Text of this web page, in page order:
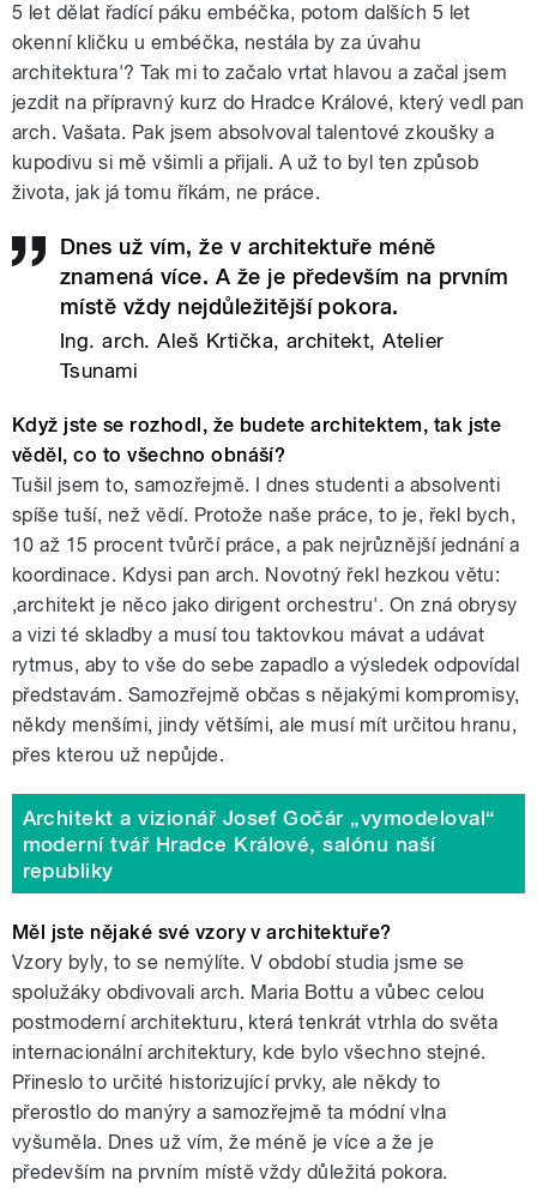
5 let dělat řadící páku embéčka, potom dalších 5 let
okenní kličku u embéčka, nestála by za úvahu
architektura'? Tak mi to začalo vrtat hlavou a začal jsem
jezdit na přípravný kurz do Hradce Králové, který vedl pan
arch. Vašata. Pak jsem absolvoval talentové zkoušky a
kupodivu si mě všimli a přijali. A už to byl ten způsob
života, jak já tomu říkám, ne práce.
Dnes už vím, že v architektuře méně
znamená více. A že je především na prvním
místě vždy nejdůležitější pokora.
Ing. arch. Aleš Krtička, architekt, Atelier
Tsunami
Když jste se rozhodl, že budete architektem, tak jste
věděl, co to všechno obnáší?
Tušil jsem to, samozřejmě. I dnes studenti a absolventi
spíše tuší, než vědí. Protože naše práce, to je, řekl bych,
10 až 15 procent tvůrčí práce, a pak nejrůznější jednání a
koordinace. Kdysi pan arch. Novotný řekl hezkou větu:
‚architekt je něco jako dirigent orchestru'. On zná obrysy
a vizi té skladby a musí tou taktovkou mávat a udávat
rytmus, aby to vše do sebe zapadlo a výsledek odpovídal
představám. Samozřejmě občas s nějakými kompromisy,
někdy menšími, jindy většími, ale musí mít určitou hranu,
přes kterou už nepůjde.
Architekt a vizionář Josef Gočár „vymodeloval“
moderní tvář Hradce Králové, salónu naší
republiky
Měl jste nějaké své vzory v architektuře?
Vzory byly, to se nemýlíte. V období studia jsme se
spolužáky obdivovali arch. Maria Bottu a vůbec celou
postmoderní architekturu, která tenkrát vtrhla do světa
internacionální architektury, kde bylo všechno stejné.
Přineslo to určité historizující prvky, ale někdy to
přerostlo do manýry a samozřejmě ta módní vlna
vyšuměla. Dnes už vím, že méně je více a že je
především na prvním místě vždy důležitá pokora.